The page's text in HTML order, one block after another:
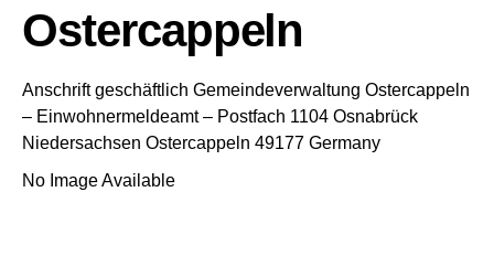
Ostercappeln
Anschrift geschäftlich Gemeindeverwaltung Ostercappeln
– Einwohnermeldeamt – Postfach 1104 Osnabrück
Niedersachsen Ostercappeln 49177 Germany
No Image Available